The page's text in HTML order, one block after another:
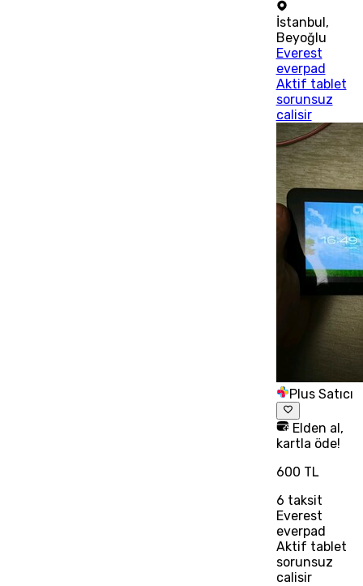
İstanbul,
Beyoğlu
Everest
everpad
Aktif tablet
sorunsuz
calisir
Plus Satıcı
Elden al,
kartla öde!
600 TL
6 taksit
Everest
everpad
Aktif tablet
sorunsuz
calisir